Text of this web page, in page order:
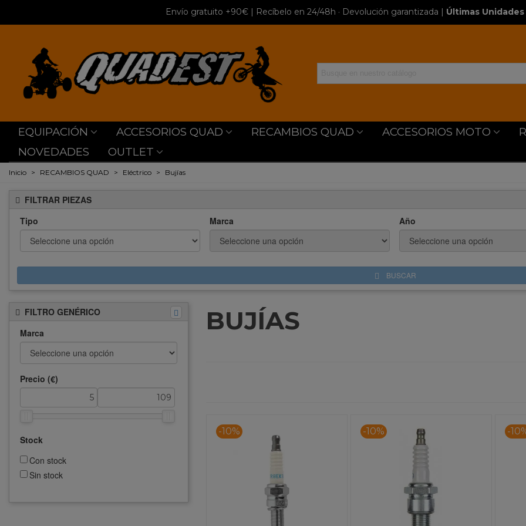
Envío gratuito +90€ | Recíbelo en 24/48h · Devolución garantizada | Últimas
EQUIPACIÓN ACCESORIOS QUAD RECAMBIOS QUAD ACCESORIOS MOTO
NOVEDADES
OUTLET
Inicio > RECAMBIOS QUAD > Eléctrico > Bujías
FILTRAR PIEZAS
Tipo
Marca Año
BUSCAR
FILTRO GENÉRICO
Marca
Precio (€)
Stock
Con stock
Sin stock
BUJÍAS
-10% -10% -